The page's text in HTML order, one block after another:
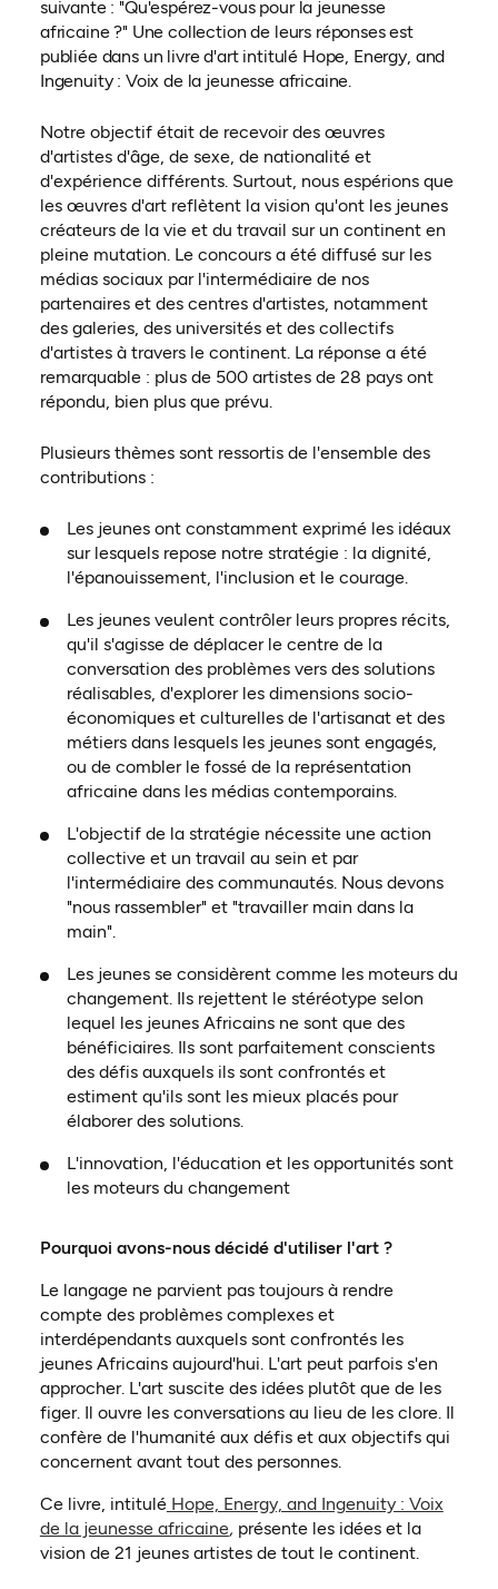
suivante : "Qu'espérez-vous pour la jeunesse
africaine ?" Une collection de leurs réponses est
publiée dans un livre d'art intitulé Hope, Energy, and
Ingenuity : Voix de la jeunesse africaine.
Notre objectif était de recevoir des œuvres
d'artistes d'âge, de sexe, de nationalité et
d'expérience différents. Surtout, nous espérions que
les œuvres d'art reflètent la vision qu'ont les jeunes
créateurs de la vie et du travail sur un continent en
pleine mutation. Le concours a été diffusé sur les
médias sociaux par l'intermédiaire de nos
partenaires et des centres d'artistes, notamment
des galeries, des universités et des collectifs
d'artistes à travers le continent. La réponse a été
remarquable : plus de 500 artistes de 28 pays ont
répondu, bien plus que prévu.
Plusieurs thèmes sont ressortis de l'ensemble des
contributions :
Les jeunes ont constamment exprimé les idéaux
sur lesquels repose notre stratégie : la dignité,
l'épanouissement, l'inclusion et le courage.
Les jeunes veulent contrôler leurs propres récits,
qu'il s'agisse de déplacer le centre de la
conversation des problèmes vers des solutions
réalisables, d'explorer les dimensions socio-
économiques et culturelles de l'artisanat et des
métiers dans lesquels les jeunes sont engagés,
ou de combler le fossé de la représentation
africaine dans les médias contemporains.
L'objectif de la stratégie nécessite une action
collective et un travail au sein et par
l'intermédiaire des communautés. Nous devons
"nous rassembler" et "travailler main dans la
main".
Les jeunes se considèrent comme les moteurs du
changement. Ils rejettent le stéréotype selon
lequel les jeunes Africains ne sont que des
bénéficiaires. Ils sont parfaitement conscients
des défis auxquels ils sont confrontés et
estiment qu'ils sont les mieux placés pour
élaborer des solutions.
L'innovation, l'éducation et les opportunités sont
les moteurs du changement
Pourquoi avons-nous décidé d'utiliser l'art ?
Le langage ne parvient pas toujours à rendre
compte des problèmes complexes et
interdépendants auxquels sont confrontés les
jeunes Africains aujourd'hui. L'art peut parfois s'en
approcher. L'art suscite des idées plutôt que de les
figer. Il ouvre les conversations au lieu de les clore. Il
confère de l'humanité aux défis et aux objectifs qui
concernent avant tout des personnes.
Ce livre, intituléHope, Energy, and Ingenuity : Voix
de la jeunesse africaine(ouvre dans un nouvel onglet)
,présente les idées et la
vision de 21 jeunes artistes de tout le continent.